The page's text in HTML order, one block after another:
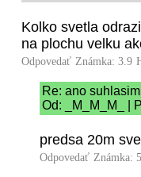
Kolko svetla
na plochu velku
Odpovedať Známka: 3.9
Re: ano suhlasim
Od: _M_M_M_ |
predsa 20m
Odpovedať Známka: